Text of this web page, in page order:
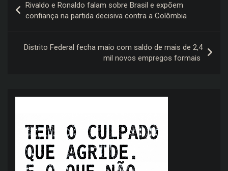
de
Rivaldo e Ronaldo falam sobre Brasil e expõem
confiança na partida decisiva contra a Colômbia
Distrito Federal fecha maio com saldo de mais de 2,4
mil novos empregos formais